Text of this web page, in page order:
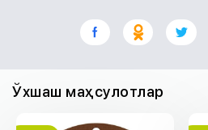
Ўхшаш маҳсулотлар